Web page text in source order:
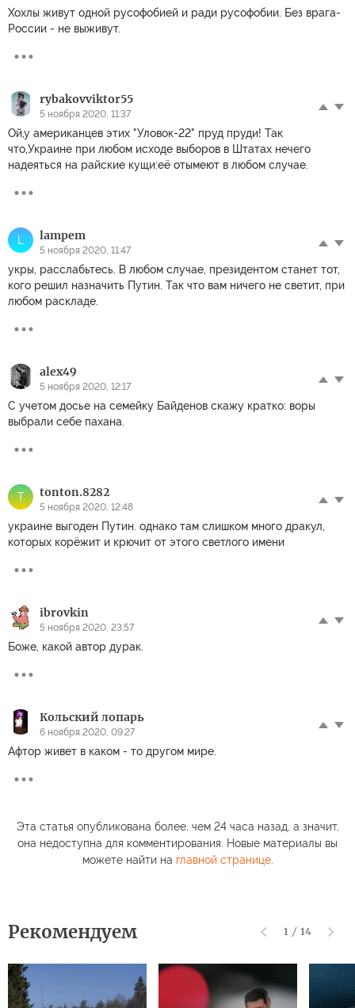
Хохлы живут одной русофобией и ради русофобии. Без врага-
России - не выживут.
rybakovviktor55
5 ноября 2020, 11:37
Ой,у американцев этих "Уловок-22" пруд пруди! Так
что,Украине при любом исходе выборов в Штатах нечего
надеяться на райские кущи:её отымеют в любом случае.
L lampem
5 ноября 2020, 11:47
укры, расслабьтесь. В любом случае, президентом станет тот,
кого решил назначить Путин. Так что вам ничего не светит, при
любом раскладе.
alex49
5 ноября 2020, 12:17
С учетом досье на семейку Байденов скажу кратко: воры
выбрали себе пахана.
T tonton.8282
5 ноября 2020, 12:48
украине выгоден Путин. однако там слишком много дракул,
которых корёжит и крючит от этого светлого имени
ibrovkin
5 ноября 2020, 23:57
Боже, какой автор дурак.
Кольский лопарь
6 ноября 2020, 09:27
Афтор живет в каком - то другом мире.
Эта статья опубликована более, чем 24 часа назад, а значит,
она недоступна для комментирования. Новые материалы вы
можете найти на главной странице.
Рекомендуем 1 / 14